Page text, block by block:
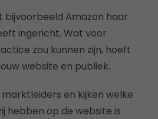
Amazon haar
ingericht. Wat voor
zou kunnen zijn, hoeft
website en publiek.
en kijken welke
hebben op de website is